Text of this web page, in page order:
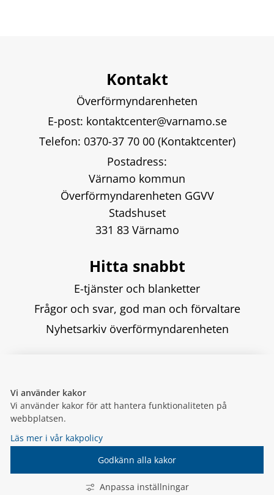
Vi använder kakor
Vi använder kakor för att hantera funktionaliteten på
webbplatsen.
Läs mer i vår kakpolicy
Godkänn alla kakor
Anpassa inställningar
Kontakt
Överförmyndarenheten
E-post: kontaktcenter@varnamo.se
Telefon: 0370-37 70 00 (Kontaktcenter)
Postadress:
Värnamo kommun
Överförmyndarenheten GGVV
Stadshuset
331 83 Värnamo
Hitta snabbt
E-tjänster och blanketter
Frågor och svar, god man och förvaltare
Nyhetsarkiv överförmyndarenheten
KOMMUN.VARNAMO.SE